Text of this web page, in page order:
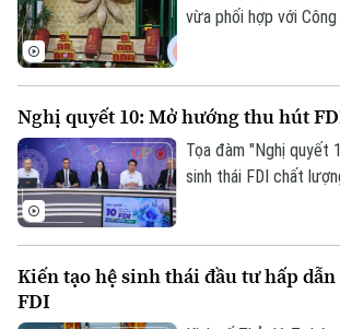
vừa phối hợp với
Mall Hà Đông.
Nghị quyết 10: Mở hướng thu hút
Tọa đàm "Nghị quyết
sinh thái FDI chất
tiên thu hút vốn sang
Kiến tạo hệ sinh thái đầu tư hấp
FDI